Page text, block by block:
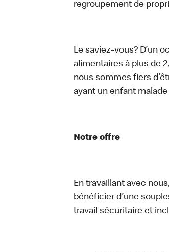
regroupement de
Le saviez-vous? D’un
alimentaires à plus de
nous sommes fiers
ayant un enfant
Notre offre
En travaillant avec
bénéficier d’une
travail sécuritaire et